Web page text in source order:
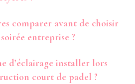
comparer avant de choisir
entreprise ?
d’éclairage installer lors
court de padel ?